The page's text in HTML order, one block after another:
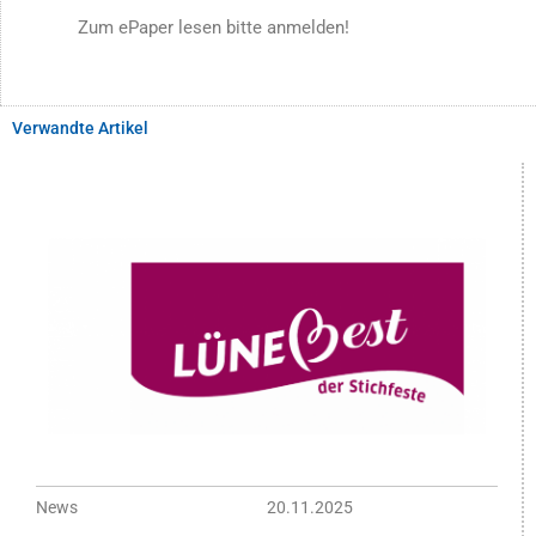
Zum ePaper lesen bitte anmelden!
Verwandte Artikel
News
20.11.2025